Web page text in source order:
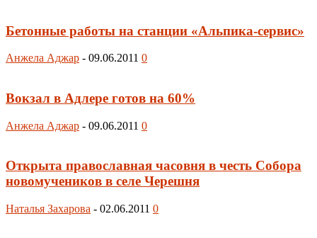
Бетонные работы на станции «Альпика-сервис»
Анжела Аджар - 09.06.2011 0
Вокзал в Адлере готов на 60%
Анжела Аджар - 09.06.2011 0
Открыта православная часовня в честь Собора
новомучеников в селе Черешня
Наталья Захарова - 02.06.2011 0